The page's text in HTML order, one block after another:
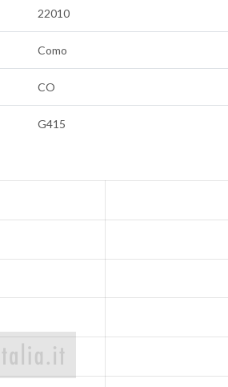
22010
Como
CO
G415